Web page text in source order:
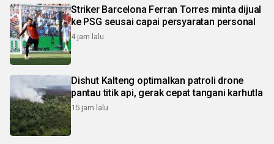
Striker Barcelona Ferran Torres minta dijual
ke PSG seusai capai persyaratan personal
4 jam lalu
Dishut Kalteng optimalkan patroli drone
pantau titik api, gerak cepat tangani karhutla
15 jam lalu